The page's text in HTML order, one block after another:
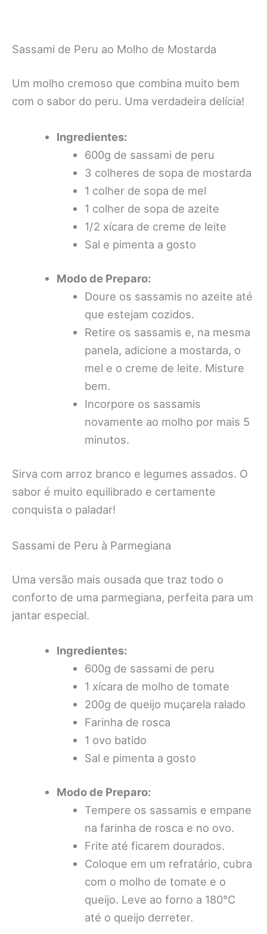
Sassami de Peru ao Molho de Mostarda
Um molho cremoso que combina muito bem
com o sabor do peru. Uma verdadeira delícia!
Ingredientes:
600g de sassami de peru
3 colheres de sopa de mostarda
1 colher de sopa de mel
1 colher de sopa de azeite
1/2 xícara de creme de leite
Sal e pimenta a gosto
Modo de Preparo:
Doure os sassamis no azeite até
que estejam cozidos.
Retire os sassamis e, na mesma
panela, adicione a mostarda, o
mel e o creme de leite. Misture
bem.
Incorpore os sassamis
novamente ao molho por mais 5
minutos.
Sirva com arroz branco e legumes assados. O
sabor é muito equilibrado e certamente
conquista o paladar!
Sassami de Peru à Parmegiana
Uma versão mais ousada que traz todo o
conforto de uma parmegiana, perfeita para um
jantar especial.
Ingredientes:
600g de sassami de peru
1 xícara de molho de tomate
200g de queijo muçarela ralado
Farinha de rosca
1 ovo batido
Sal e pimenta a gosto
Modo de Preparo:
Tempere os sassamis e empane
na farinha de rosca e no ovo.
Frite até ficarem dourados.
Coloque em um refratário, cubra
com o molho de tomate e o
queijo. Leve ao forno a 180°C
até o queijo derreter.